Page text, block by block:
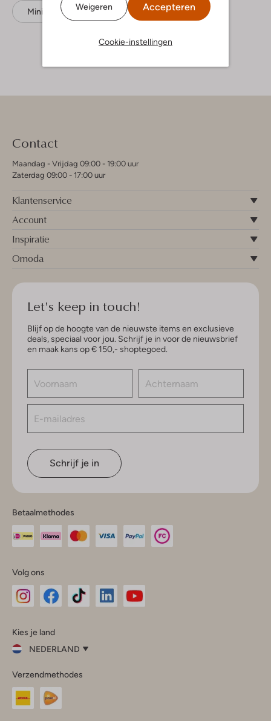
Weigeren Accepteren
Cookie-instellingen
Mini jurken Moves Polyester
Contact
Maandag - Vrijdag 09:00 - 19:00 uur
Zaterdag 09:00 - 17:00 uur
Klantenservice
Account
Inspiratie
Omoda
Let's keep in touch!
Blijf op de hoogte van de nieuwste items en exclusieve
deals, speciaal voor jou. Schrijf je in voor de nieuwsbrief
en maak kans op € 150,- shoptegoed.
Schrijf je in
Betaalmethodes
Volg ons
InstagramFacebook
Kies je land
NEDERLAND
je
land
Nederland
Verzendmethodes